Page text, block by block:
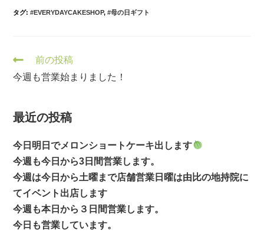
タグ:#EVERYDAYCAKESHOP, #母の日ギフト
そ
他
事
を
む
前の投稿
今週も営業始まりました！
最近の投稿
今日明日でメロンショートケーキ出します
今週も今日から3日間営業します。
今週は今日から土曜まで店舗営業日曜は由比の地持院に
てイベント出店します
今週も本日から３日間営業します。
今日も営業しています。